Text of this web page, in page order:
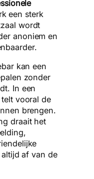
een sterk
wordt
anoniem en
kan een
zonder
In een
telt vooral de
brengen.
draait het
af van de